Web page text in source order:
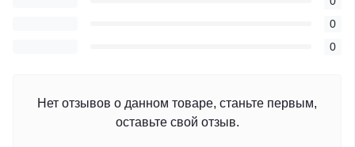
0
0
Нет отзывов о данном товаре, станьте первым,
оставьте свой отзыв.